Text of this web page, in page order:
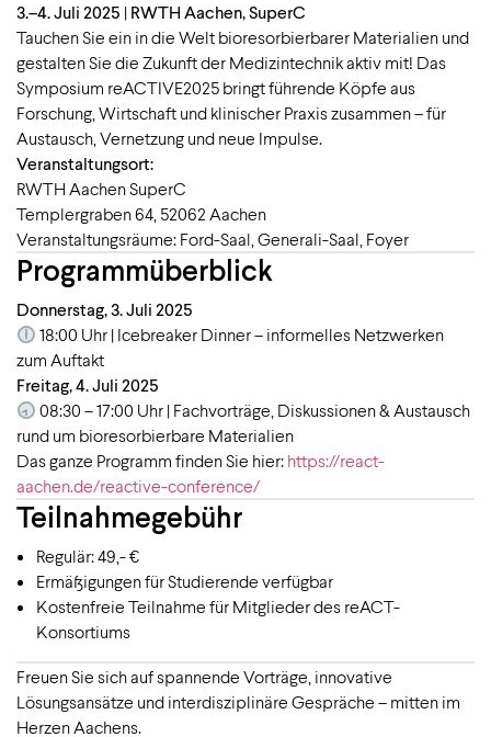
3.–4. Juli 2025 | RWTH Aachen, SuperC
Tauchen Sie ein in die Welt bioresorbierbarer Materialien und
gestalten Sie die Zukunft der Medizintechnik aktiv mit! Das
Symposium reACTIVE2025 bringt führende Köpfe aus
Forschung, Wirtschaft und klinischer Praxis zusammen – für
Austausch, Vernetzung und neue Impulse.
Veranstaltungsort:
RWTH Aachen SuperC
Templergraben 64, 52062 Aachen
Veranstaltungsräume: Ford-Saal, Generali-Saal, Foyer
Programmüberblick
Donnerstag, 3. Juli 2025
18:00 Uhr | Icebreaker Dinner – informelles Netzwerken
zum Auftakt
Freitag, 4. Juli 2025
08:30 – 17:00 Uhr | Fachvorträge, Diskussionen & Austausch
rund um bioresorbierbare Materialien
Das ganze Programm finden Sie hier: https://react-
aachen.de/reactive-conference/
Teilnahmegebühr
Regulär: 49,- €
Ermäßigungen für Studierende verfügbar
Kostenfreie Teilnahme für Mitglieder des reACT-
Konsortiums
Freuen Sie sich auf spannende Vorträge, innovative
Lösungsansätze und interdisziplinäre Gespräche – mitten im
Herzen Aachens.